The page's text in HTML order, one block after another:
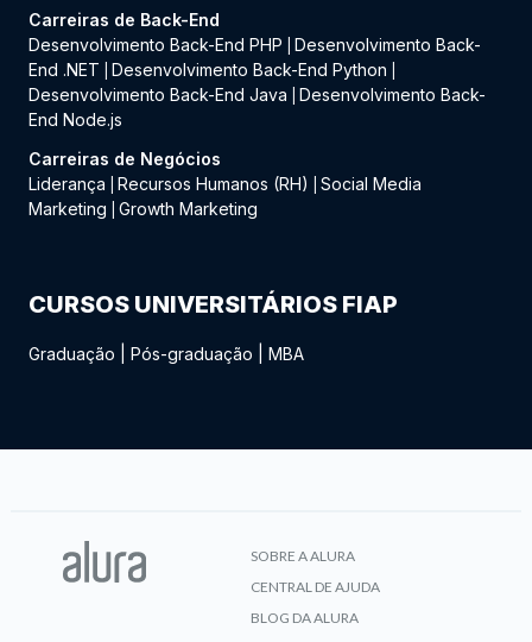
Carreiras de Back-End
Desenvolvimento Back-End PHP
Desenvolvimento Back-
End .NET
Desenvolvimento Back-End Python
Desenvolvimento Back-End Java
Desenvolvimento Back-
End Node.js
Carreiras de Negócios
Liderança
Recursos Humanos (RH)
Social Media
Marketing
Growth Marketing
CURSOS UNIVERSITÁRIOS FIAP
Graduação Pós-graduação MBA
SOBRE A ALURA
CENTRAL DE AJUDA
BLOG DA ALURA